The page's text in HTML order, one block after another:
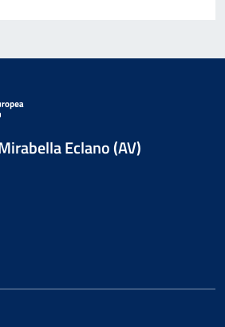
Eclano (AV)